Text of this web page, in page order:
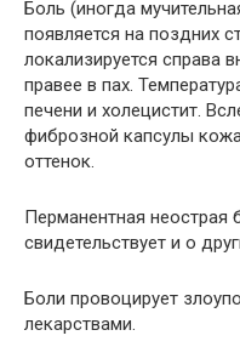
Боль (иногда
появляется на поздних
локализируется справа
правее в пах.
печени и холецистит.
фиброзной капсулы
оттенок.
Перманентная неострая
свидетельствует и о
Боли провоцирует
лекарствами.